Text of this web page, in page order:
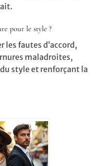
pour le style ?
les fautes d’accord,
maladroites,
style et renforçant la